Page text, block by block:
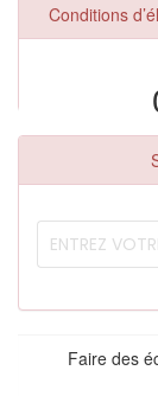
Conditions
Faire des